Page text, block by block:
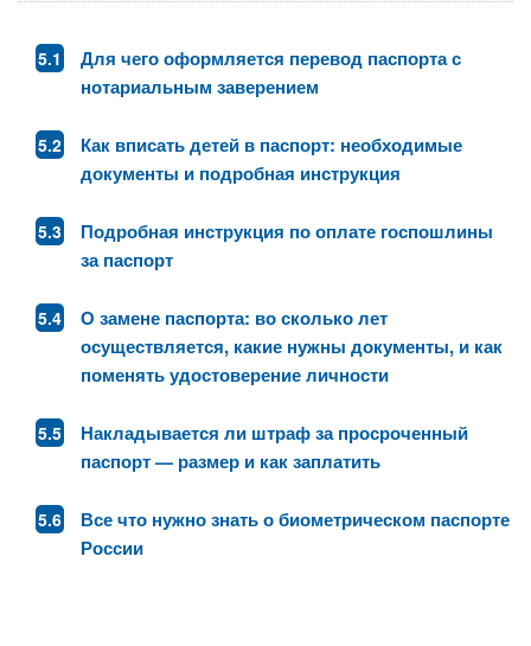
Для чего оформляется перевод паспорта с
нотариальным заверением
Как вписать детей в паспорт: необходимые
документы и подробная инструкция
Подробная инструкция по оплате госпошлины
за паспорт
О замене паспорта: во сколько лет
осуществляется, какие нужны документы, и как
поменять удостоверение личности
Накладывается ли штраф за просроченный
паспорт — размер и как заплатить
Все что нужно знать о биометрическом паспорте
России